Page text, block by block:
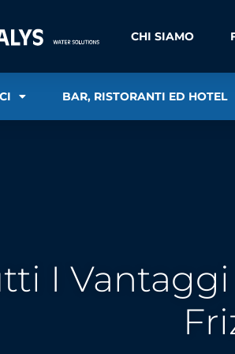
CHI SIAMO
BAR, RISTORANTI ED HOTEL
I